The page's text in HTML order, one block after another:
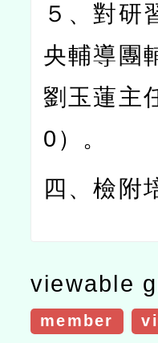
５、對研
央輔導團
劉玉蓮主
0 ）。
四、檢附
viewable
member